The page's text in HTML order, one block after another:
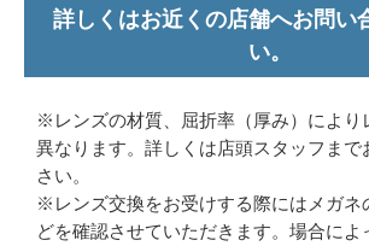
詳しくはお近くの店舗へお問い
い。
※レンズの材質、屈折率（厚み）により
異なります。詳しくは店頭スタッフまで
さい。
※レンズ交換をお受けする際にはメガネ
どを確認させていただきます。場合によ